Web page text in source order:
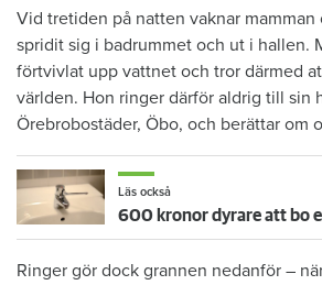
Vid tretiden på natten vaknar
spridit sig i badrummet och ut i hallen.
förtvivlat upp vattnet och tror därmed
världen. Hon ringer därför aldrig till sin
Örebrobostäder, Öbo, och berättar om
Läs också
Ringer gör dock grannen nedanför –